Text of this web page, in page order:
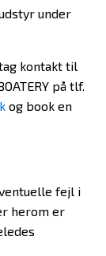
under
kontakt til
på tlf.
og book en
fejl i
herom er